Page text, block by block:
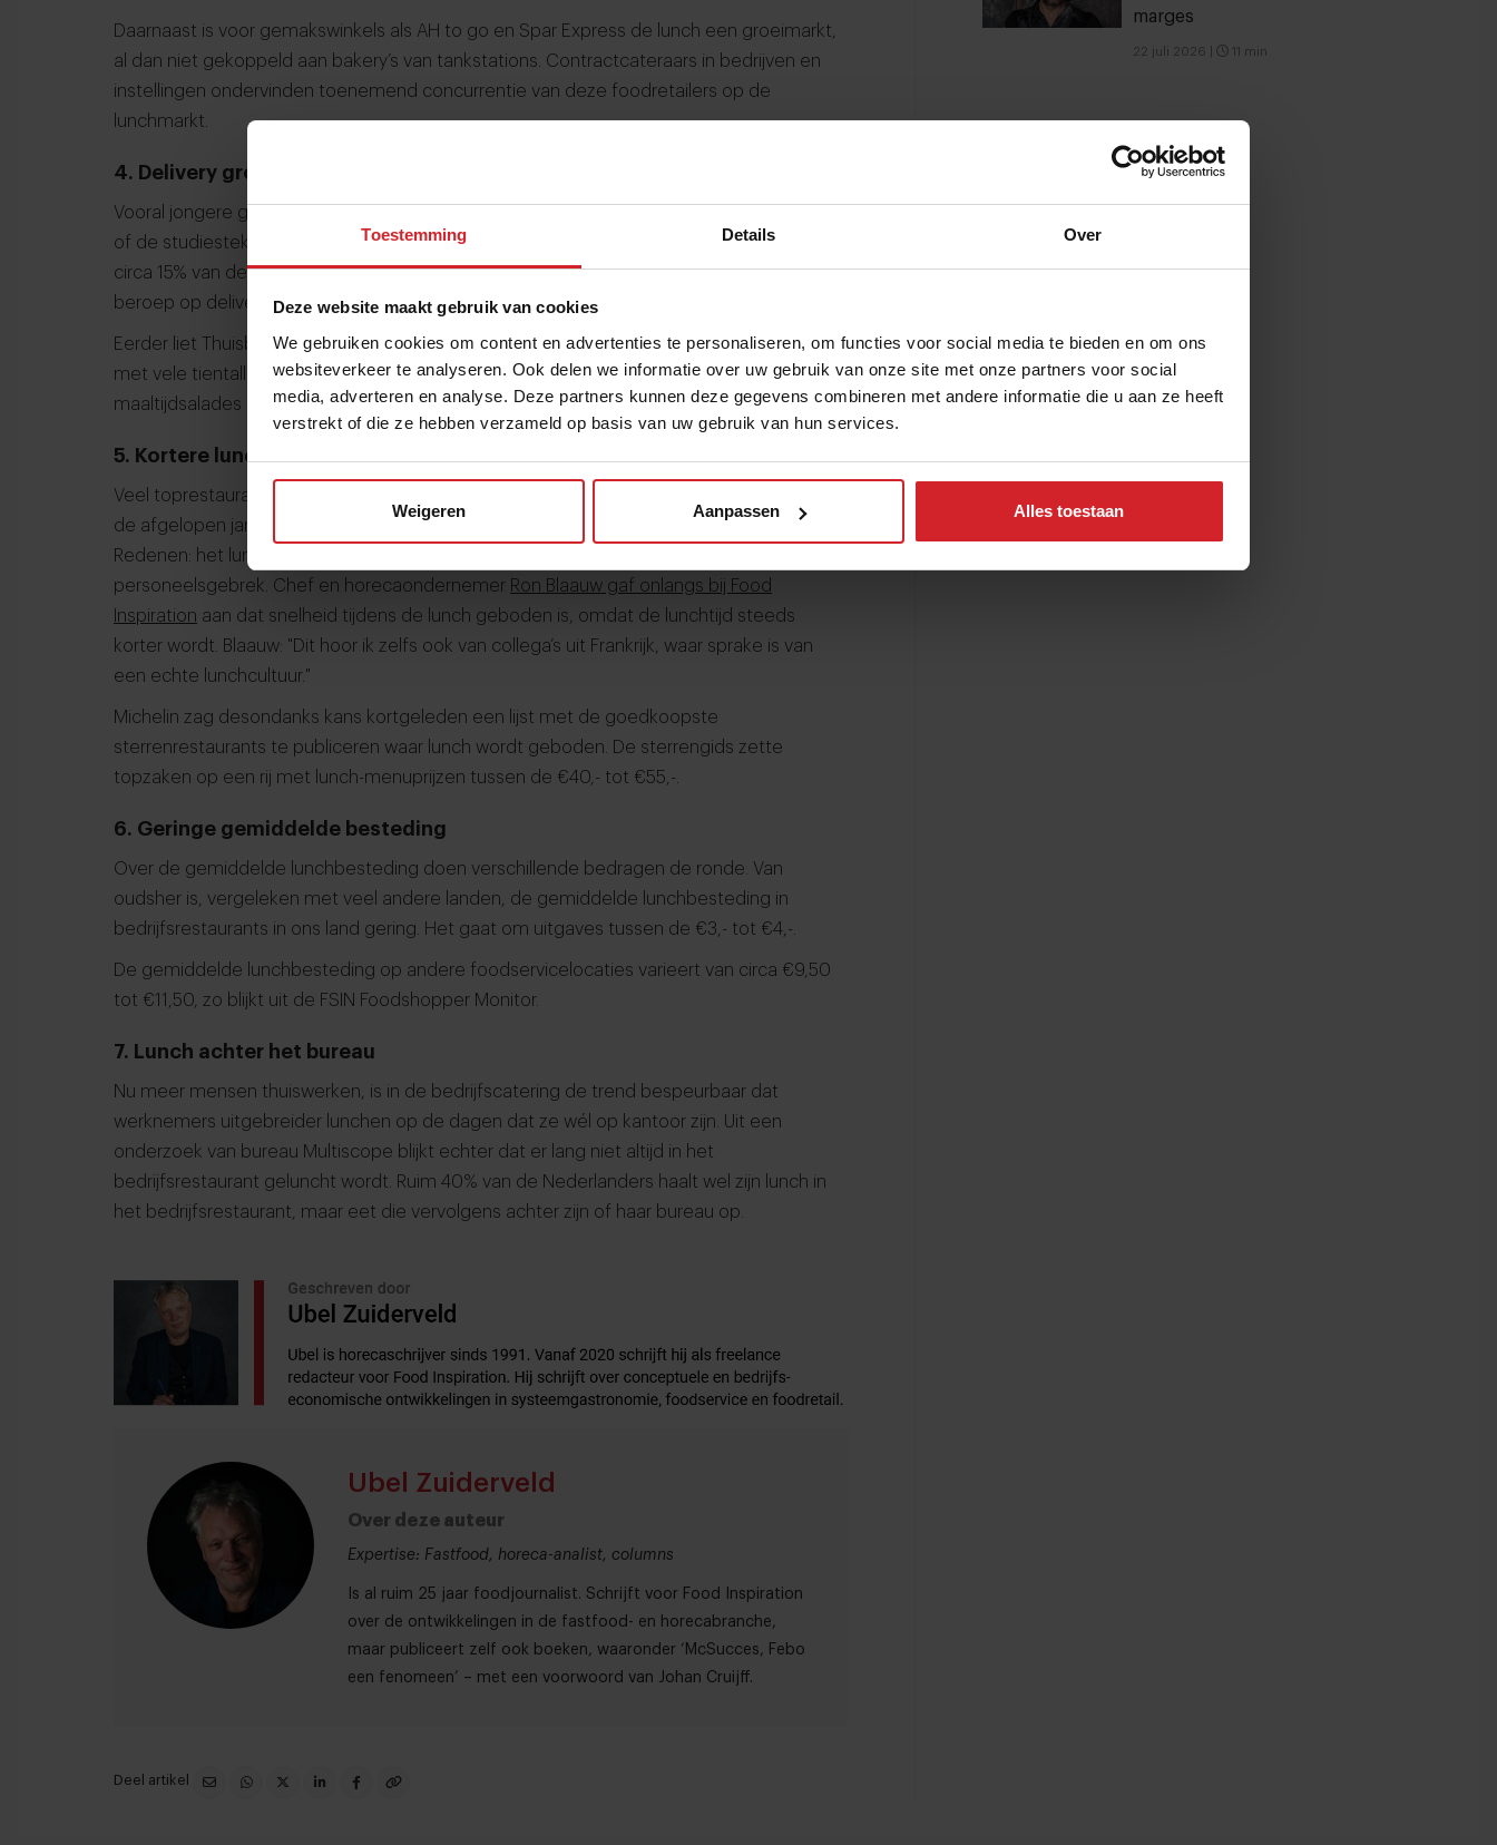
Toestemming Details Over
Deze website maakt gebruik van cookies
We gebruiken cookies om content en advertenties te personaliseren, om functies voor social media te bieden en om ons
websiteverkeer te analyseren. Ook delen we informatie over uw gebruik van onze site met onze partners voor social
media, adverteren en analyse. Deze partners kunnen deze gegevens combineren met andere informatie die u aan ze heeft
verstrekt of die ze hebben verzameld op basis van uw gebruik van hun services.
Weigeren Aanpassen Alles toestaan
Daarnaast is voor gemakswinkels als AH to go en Spar Express de lunch een groeimarkt,
al dan niet gekoppeld aan bakery’s van tankstations. Contractcateraars in bedrijven en
instellingen ondervinden toenemend concurrentie van deze foodretailers op de
lunchmarkt.
4. Delivery groeit
Vooral jongere generaties kiezen er regelmatig voor om hun lunch thuis, op de werkplek
of de studiestek te laten bezorgen. Uit cijfers van het FSIN van een jaar geleden bleek:
circa 15% van de Millennials en Gen Z-ers doet voor de lunch op gezette tijden een
beroep op delivery.
Eerder liet Thuisbezorgd.nl reeds weten dat de bezorging van broodjes en sandwiches
met vele tientallen procenten steeg de laatste jaren. Ook gerechten als bowls,
maaltijdsalades en kipsnacks zijn populair bij lunchdelivery.
5. Kortere lunchtijd
Veel toprestaurants zijn wankelmoedig over het lunchmoment. De nodige zaken zijn er in
de afgelopen jaren mee gestopt of beperken de lunch tot enkele dagen van de week.
Redenen: het lunchmoment is voor hen niet rendabel genoeg en/of
personeelsgebrek. Chef en horecaondernemer Ron Blaauw gaf onlangs bij Food
Inspiration aan dat snelheid tijdens de lunch geboden is, omdat de lunchtijd steeds
korter wordt. Blaauw: "Dit hoor ik zelfs ook van collega’s uit Frankrijk, waar sprake is van
een echte lunchcultuur."
Michelin zag desondanks kans kortgeleden een lijst met de goedkoopste
sterrenrestaurants te publiceren waar lunch wordt geboden. De sterrengids zette
topzaken op een rij met lunch-menuprijzen tussen de €40,- tot €55,-.
6. Geringe gemiddelde besteding
Over de gemiddelde lunchbesteding doen verschillende bedragen de ronde. Van
oudsher is, vergeleken met veel andere landen, de gemiddelde lunchbesteding in
bedrijfsrestaurants in ons land gering. Het gaat om uitgaves tussen de €3,- tot €4,-.
De gemiddelde lunchbesteding op andere foodservicelocaties varieert van circa €9,50
tot €11,50, zo blijkt uit de FSIN Foodshopper Monitor.
7. Lunch achter het bureau
Nu meer mensen thuiswerken, is in de bedrijfscatering de trend bespeurbaar dat
werknemers uitgebreider lunchen op de dagen dat ze wél op kantoor zijn. Uit een
onderzoek van bureau Multiscope blijkt echter dat er lang niet altijd in het
bedrijfsrestaurant geluncht wordt. Ruim 40% van de Nederlanders haalt wel zijn lunch in
het bedrijfsrestaurant, maar eet die vervolgens achter zijn of haar bureau op.
Ubel Zuiderveld
Over deze auteur
Expertise: Fastfood, horeca-analist, columns
Is al ruim 25 jaar foodjournalist. Schrijft voor Food Inspiration
over de ontwikkelingen in de fastfood- en horecabranche,
maar publiceert zelf ook boeken, waaronder ‘McSucces, Febo
een fenomeen’ – met een voorwoord van Johan Cruijff.
Deel artikel
marges
22 juli 2026 11 min